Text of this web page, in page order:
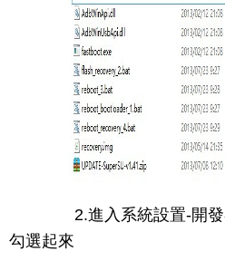
2.進入系統設置-開發
勾選起來